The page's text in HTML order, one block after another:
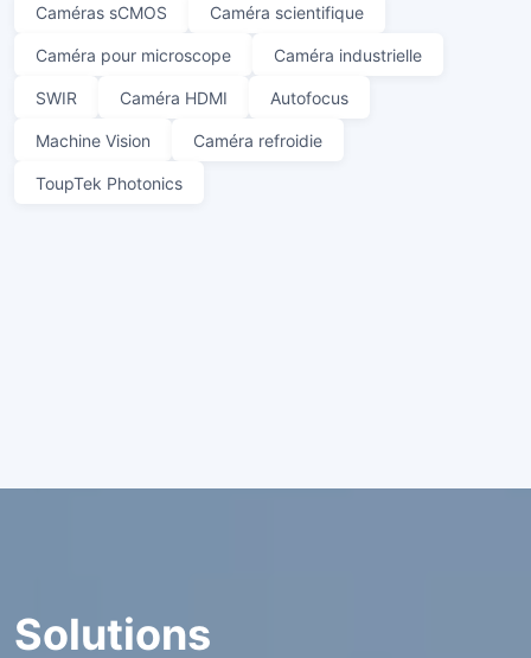
Caméras sCMOS Caméra scientifique
Caméra pour microscope Caméra industrielle
SWIR Caméra HDMI Autofocus
Machine Vision Caméra refroidie
ToupTek Photonics
Solutions